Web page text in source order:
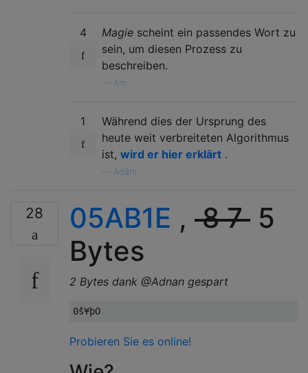
4 Magie scheint ein passendes Wort zu
sein, um diesen Prozess zu
beschreiben.
Am
1
Während dies der Ursprung des
heute weit verbreiteten Algorithmus
ist, wird er hier erklärt .
Adám
28 05AB1E , 8 7 5
Bytes
2 Bytes dank @Adnan gespart
Probieren Sie es online!